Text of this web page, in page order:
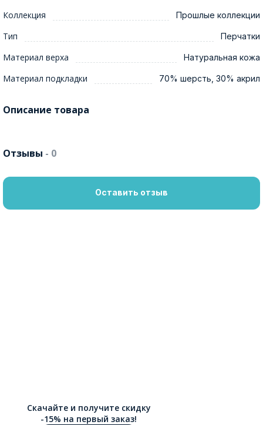
Коллекция Прошлые коллекции
Тип Перчатки
Материал верха Натуральная кожа
Материал подкладки 70% шерсть, 30% акрил
Описание товара
Отзывы - 0
Оставить отзыв
Скачайте и получите скидку
-15% на первый заказ!